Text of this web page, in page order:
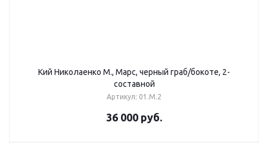
Кий Николаенко М., Марс, черный граб/бокоте, 2-
составной
Артикул: 01.М.2
36 000 руб.